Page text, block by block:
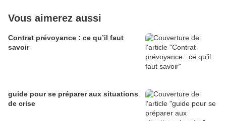
Vous aimerez aussi
Contrat prévoyance : ce qu’il faut
savoir
guide pour se préparer aux situations
de crise